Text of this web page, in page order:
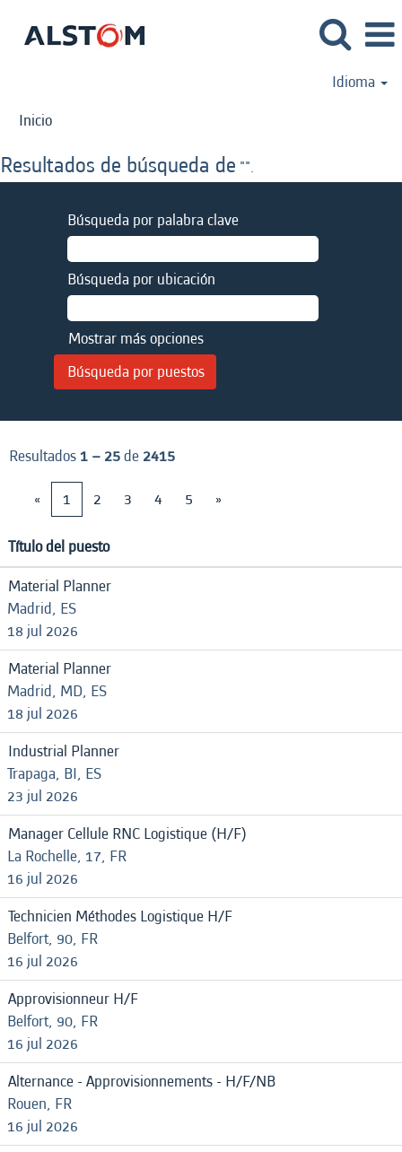
Idioma
Inicio
Resultados de búsqueda de "".
Búsqueda por palabra clave
Búsqueda por ubicación
Mostrar más opciones
Resultados1 – 25de 2415
«
1 2 3 4 5 »
Título del puesto
Material Planner
Madrid, ES
18 jul 2026
Material Planner
Madrid, MD, ES
18 jul 2026
Industrial Planner
Trapaga, BI, ES
23 jul 2026
Manager Cellule RNC Logistique (H/F)
La Rochelle, 17, FR
16 jul 2026
Technicien Méthodes Logistique H/F
Belfort, 90, FR
16 jul 2026
Approvisionneur H/F
Belfort, 90, FR
16 jul 2026
Alternance - Approvisionnements - H/F/NB
Rouen, FR
16 jul 2026